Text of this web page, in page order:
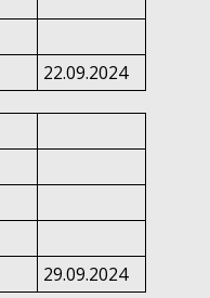
22.09.2024
29.09.2024